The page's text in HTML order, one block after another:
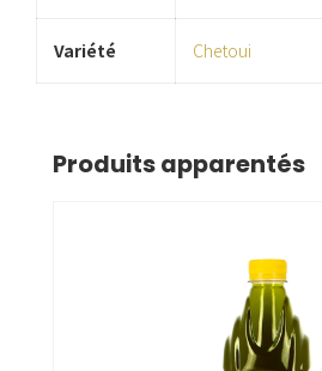
Variété Chetoui
Produits apparentés